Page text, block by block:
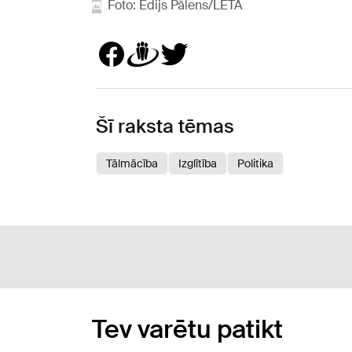
Foto: Edijs Pālens/LETA
Šī raksta tēmas
Tālmācība Izglītība Politika
Tev varētu patikt